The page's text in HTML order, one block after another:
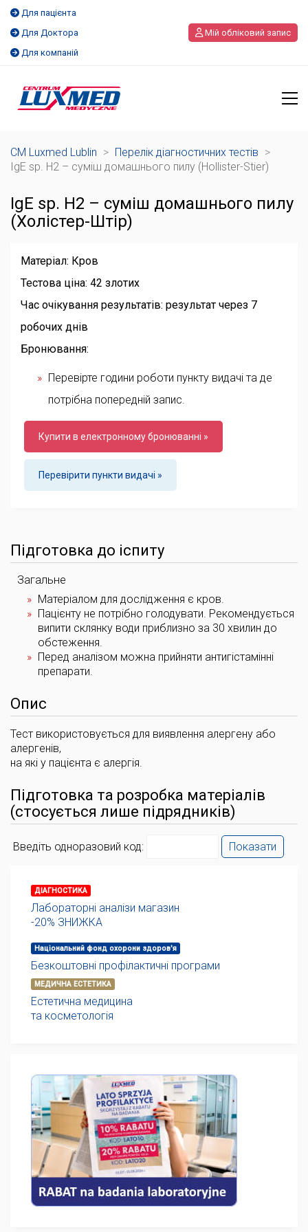
Для пацієнта
Для Доктора
Для компаній
Мій обліковий запис
CM Luxmed Lublin > Перелік діагностичних тестів >
IgE sp. H2 – суміш домашнього пилу (Hollister-Stier)
IgE sp. H2 – суміш домашнього пилу
(Холістер-Штір)
Матеріал: Кров
Тестова ціна: 42 злотих
Час очікування результатів: результат через 7
робочих днів
Бронювання:
Перевірте години роботи пункту видачі та де
потрібна попередній запис.
Купити в електронному бронюванні »
Перевірити пункти видачі »
Підготовка до іспиту
Загальне
Матеріалом для дослідження є кров.
Пацієнту не потрібно голодувати. Рекомендується
випити склянку води приблизно за 30 хвилин до
обстеження.
Перед аналізом можна прийняти антигістамінні
препарати.
Опис
Тест використовується для виявлення алергену або
алергенів,
на які у пацієнта є алергія.
Підготовка та розробка матеріалів
(стосується лише підрядників)
Введіть одноразовий код: Показати
ДІАГНОСТИКА
Лабораторні аналізи магазин
-20% ЗНИЖКА
Національний фонд охорони здоров'я
Безкоштовні профілактичні програми
МЕДИЧНА ЕСТЕТИКА
Естетична медицина
та косметологія